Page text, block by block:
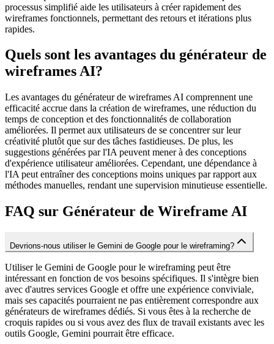
processus simplifié aide les utilisateurs à créer rapidement des
wireframes fonctionnels, permettant des retours et itérations plus
rapides.
Quels sont les avantages du générateur de
wireframes AI?
Les avantages du générateur de wireframes AI comprennent une
efficacité accrue dans la création de wireframes, une réduction du
temps de conception et des fonctionnalités de collaboration
améliorées. Il permet aux utilisateurs de se concentrer sur leur
créativité plutôt que sur des tâches fastidieuses. De plus, les
suggestions générées par l'IA peuvent mener à des conceptions
d'expérience utilisateur améliorées. Cependant, une dépendance à
l'IA peut entraîner des conceptions moins uniques par rapport aux
méthodes manuelles, rendant une supervision minutieuse essentielle.
FAQ sur Générateur de Wireframe AI
Devrions-nous utiliser le Gemini de Google pour le wireframing?
Utiliser le Gemini de Google pour le wireframing peut être
intéressant en fonction de vos besoins spécifiques. Il s'intègre bien
avec d'autres services Google et offre une expérience conviviale,
mais ses capacités pourraient ne pas entièrement correspondre aux
générateurs de wireframes dédiés. Si vous êtes à la recherche de
croquis rapides ou si vous avez des flux de travail existants avec les
outils Google, Gemini pourrait être efficace.